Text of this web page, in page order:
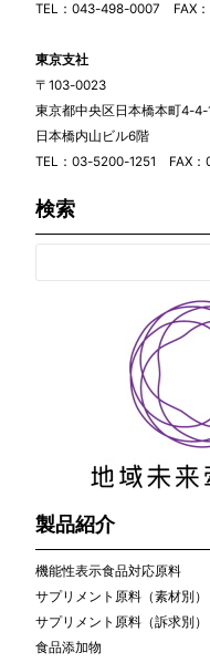
TEL：043-498-0007 FAX
東京支社
〒103-0023
東京都中央区日本橋本町4-4-
日本橋内山ビル6階
TEL：03-5200-1251 FAX：
検索
製品紹介
機能性表示食品対応原料
サプリメント原料（素材別）
サプリメント原料（訴求別）
食品添加物